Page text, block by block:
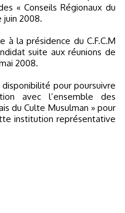
« Conseils Régionaux du
juin 2008.
à la présidence du C.F.C.M
suite aux réunions de
2008.
pour poursuivre
avec l’ensemble des
du Culte Musulman » pour
institution représentative